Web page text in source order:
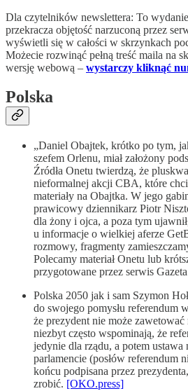
Dla czytelników newslettera: To
przekracza objętość narzuconą przez
wyświetli się w całości w skrzynkach
Możecie rozwinąć pełną treść maila na
wersję webową – wystarczy kliknąć
Polska
„Daniel Obajtek, krótko po tym,
szefem Orlenu, miał założony
Źródła Onetu twierdzą, że
nieformalnej akcji CBA, które
materiały na Obajtka. W jego
prawicowy dziennikarz Piotr
dla żony i ojca, a poza tym
u informacje o wielkiej aferze
rozmowy, fragmenty
Polecamy materiał Onetu lub
przygotowane przez serwis
Polska 2050 jak i sam Szymon
do swojego pomysłu referendum
że prezydent nie może zawetować
niezbyt często wspominają, że
jedynie dla rządu, a potem ustawa
parlamencie (posłów referendum
końcu podpisana przez
zrobić. [OKO.press]